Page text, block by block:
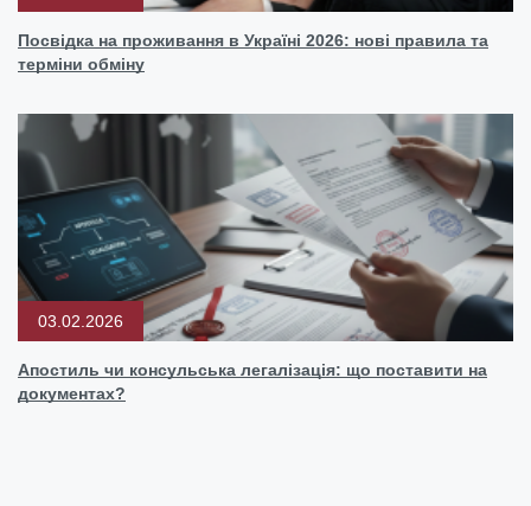
Посвідка на проживання в Україні 2026: нові правила та
терміни обміну
03.02.2026
Апостиль чи консульська легалізація: що поставити на
документах?